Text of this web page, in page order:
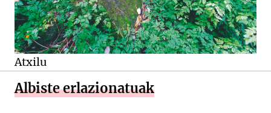
Atxilu
Albiste erlazionatuak